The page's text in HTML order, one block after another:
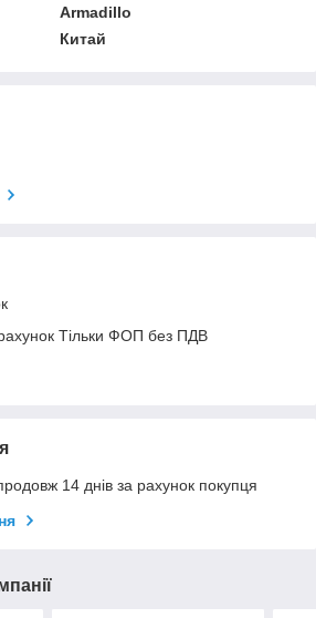
Armadillo
Китай
Тільки ФОП без ПДВ
14 днів за рахунок покупця